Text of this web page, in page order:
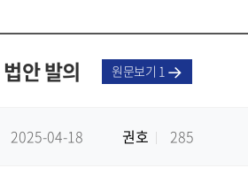
안 발의 원문보기 1
2025-04-18 권호 285